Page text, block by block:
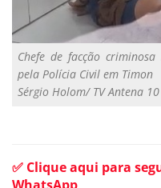
Chefe de facção
pela Polícia Civil em Timon
Sérgio Holom/ TV Antena 10
✅ Clique aqui para